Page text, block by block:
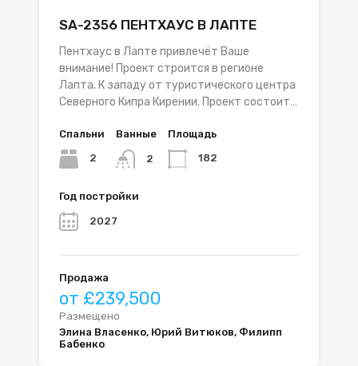
SA-2356 ПЕНТХАУС В ЛАПТЕ
Пентхаус в Лапте привлечёт Ваше
внимание! Проект строится в регионе
Лапта. К западу от туристического центра
Северного Кипра Кирении. Проект состоит…
Спальни
2
Ванные
2
Площадь
182
Год постройки
2027
Продажа
от £239,500
Размещено
Элина Власенко, Юрий Витюков, Филипп
Бабенко